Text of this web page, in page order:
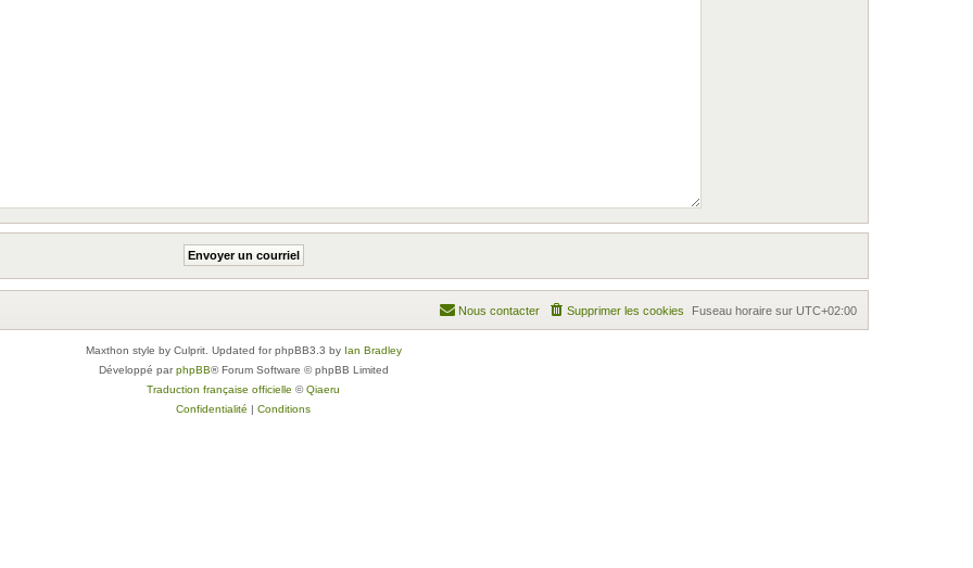
Fuseau horaire sur UTC+02:00
Supprimer les cookies
Nous contacter
Maxthon style by Culprit. Updated for phpBB3.3 by Ian Bradley
Développé parphpBB® Forum Software © phpBB Limited
Traduction française officielle ©Qiaeru
Confidentialité | Conditions